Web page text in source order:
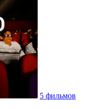
5 фильмов